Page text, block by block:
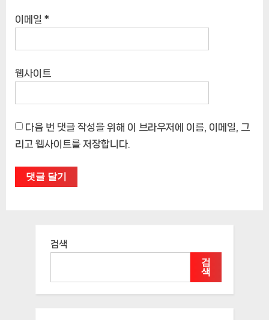
이메일 *
웹사이트
다음 번 댓글 작성을 위해 이 브라우저에 이름, 이메일, 그
리고 웹사이트를 저장합니다.
검색
검
색